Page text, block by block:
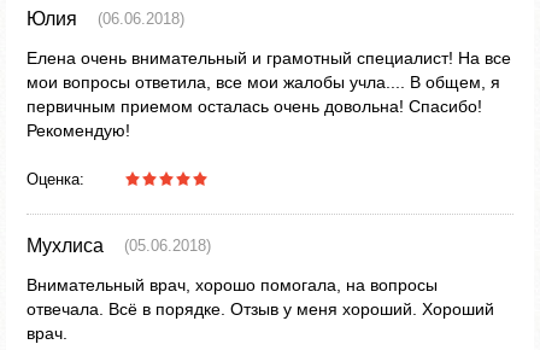
Юлия (06.06.2018)
Елена очень внимательный и грамотный специалист! На все
мои вопросы ответила, все мои жалобы учла.... В общем, я
первичным приемом осталась очень довольна! Спасибо!
Рекомендую!
Оценка:
Мухлиса (05.06.2018)
Внимательный врач, хорошо помогала, на вопросы
отвечала. Всё в порядке. Отзыв у меня хороший. Хороший
врач.